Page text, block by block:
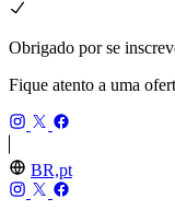
Obrigado por se
Fique atento a uma
BR,pt